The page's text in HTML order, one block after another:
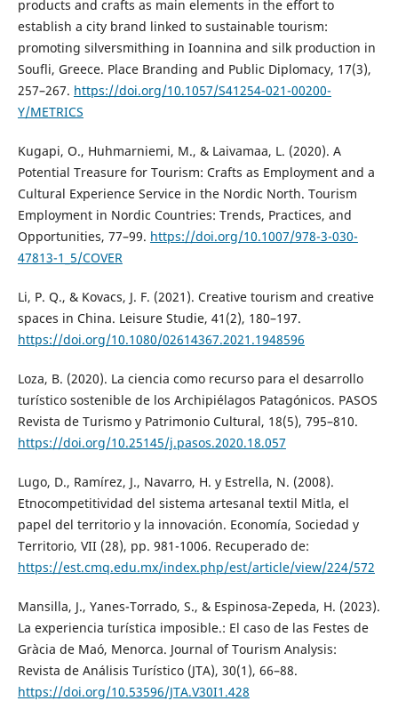
products and crafts as main elements in the effort to
establish a city brand linked to sustainable tourism:
promoting silversmithing in Ioannina and silk production in
Soufli, Greece. Place Branding and Public Diplomacy, 17(3),
257–267. https://doi.org/10.1057/S41254-021-00200-
Y/METRICS
Kugapi, O., Huhmarniemi, M., & Laivamaa, L. (2020). A
Potential Treasure for Tourism: Crafts as Employment and a
Cultural Experience Service in the Nordic North. Tourism
Employment in Nordic Countries: Trends, Practices, and
Opportunities, 77–99. https://doi.org/10.1007/978-3-030-
47813-1_5/COVER
Li, P. Q., & Kovacs, J. F. (2021). Creative tourism and creative
spaces in China. Leisure Studie, 41(2), 180–197.
https://doi.org/10.1080/02614367.2021.1948596
Loza, B. (2020). La ciencia como recurso para el desarrollo
turístico sostenible de los Archipiélagos Patagónicos. PASOS
Revista de Turismo y Patrimonio Cultural, 18(5), 795–810.
https://doi.org/10.25145/j.pasos.2020.18.057
Lugo, D., Ramírez, J., Navarro, H. y Estrella, N. (2008).
Etnocompetitividad del sistema artesanal textil Mitla, el
papel del territorio y la innovación. Economía, Sociedad y
Territorio, VII (28), pp. 981-1006. Recuperado de:
https://est.cmq.edu.mx/index.php/est/article/view/224/572
Mansilla, J., Yanes-Torrado, S., & Espinosa-Zepeda, H. (2023).
La experiencia turística imposible.: El caso de las Festes de
Gràcia de Maó, Menorca. Journal of Tourism Analysis:
Revista de Análisis Turístico (JTA), 30(1), 66–88.
https://doi.org/10.53596/JTA.V30I1.428